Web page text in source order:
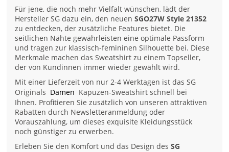
Für jene, die noch mehr Vielfalt wünschen, lädt der
Hersteller SG dazu ein, den neuenSGO27W Style 21352
zu entdecken, der zusätzliche Features bietet. Die
seitlichen Nähte gewährleisten eine optimale Passform
und tragen zur klassisch-femininen Silhouette bei. Diese
Merkmale machen das Sweatshirt zu einem Topseller,
der von Kundinnen immer wieder gewählt wird.
Mit einer Lieferzeit von nur 2-4 Werktagen ist das SG
Originals Damen Kapuzen-Sweatshirt schnell bei
Ihnen. Profitieren Sie zusätzlich von unseren attraktiven
Rabatten durch Newsletteranmeldung oder
Vorauszahlung, um dieses exquisite Kleidungsstück
noch günstiger zu erwerben.
Erleben Sie den Komfort und das Design desSG